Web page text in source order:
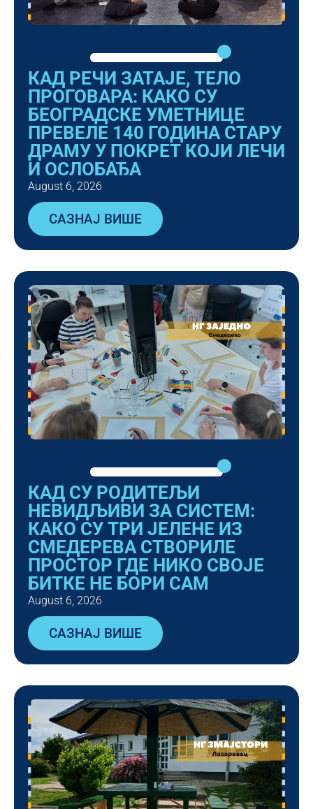
КАД РЕЧИ ЗАТАЈЕ, ТЕЛО
ПРОГОВАРА: КАКО СУ
БЕОГРАДСКЕ УМЕТНИЦЕ
ПРЕВЕЛЕ 140 ГОДИНА СТАРУ
ДРАМУ У ПОКРЕТ КОЈИ ЛЕЧИ
И ОСЛОБАЂА
August 6, 2026
САЗНАЈ ВИШЕ
КАД СУ РОДИТЕЉИ
НЕВИДЉИВИ ЗА СИСТЕМ:
КАКО СУ ТРИ ЈЕЛЕНЕ ИЗ
СМЕДЕРЕВА СТВОРИЛЕ
ПРОСТОР ГДЕ НИКО СВОЈЕ
БИТКЕ НЕ БОРИ САМ
August 6, 2026
САЗНАЈ ВИШЕ